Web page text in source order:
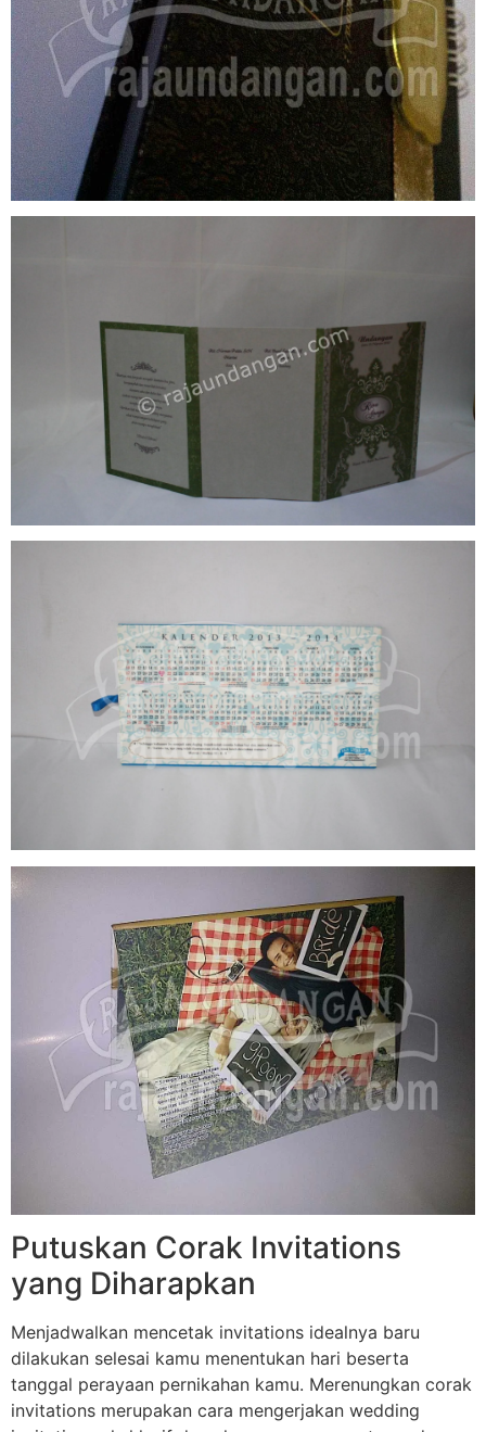
Putuskan Corak Invitations
yang Diharapkan
Menjadwalkan mencetak invitations idealnya baru
dilakukan selesai kamu menentukan hari beserta
tanggal perayaan pernikahan kamu. Merenungkan corak
invitations merupakan cara mengerjakan wedding